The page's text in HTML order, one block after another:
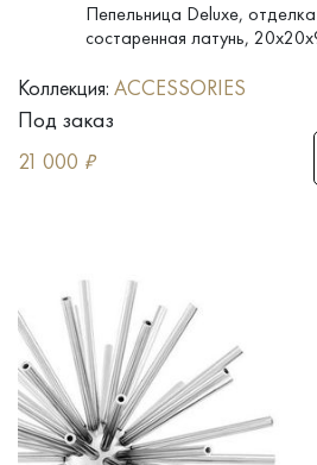
Пепельница Deluxe,
состаренная латунь,
Коллекция: ACCESSORIES
Под заказ
21 000 ₽